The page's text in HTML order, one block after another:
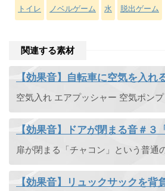
トイレ ノベルゲーム 水 脱出ゲーム
関連する素材
【効果音】自転車に空気を入れ
空気入れ エアプッシャー 空気ポンプ
【効果音】ドアが閉まる音＃３
【効果音】リュックサックを背